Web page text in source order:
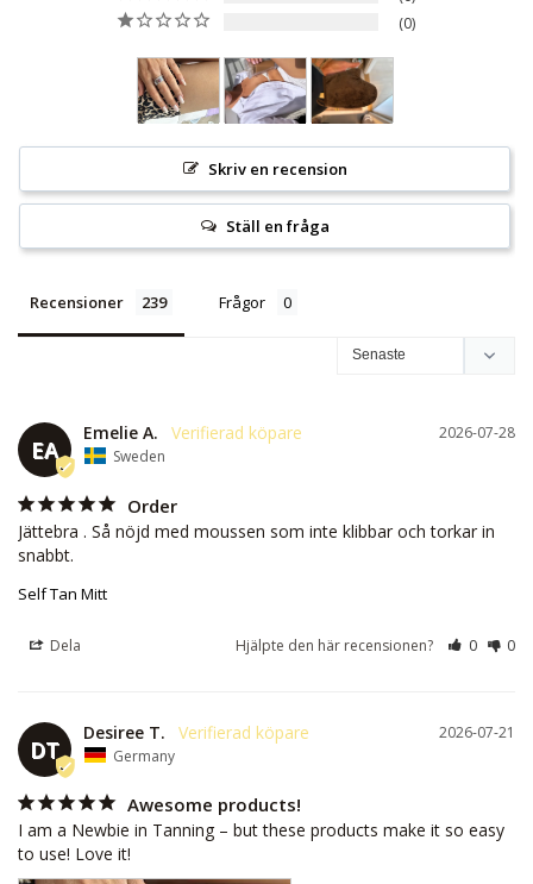
0
Skriv en recension
Ställ en fråga
Recensioner Frågor
EA
2026-07-28
Emelie A.
Sweden
Order
Jättebra . Så nöjd med moussen som inte klibbar och torkar in
snabbt.
Self Tan Mitt
Dela Hjälpte den här recensionen? 0 0
DT
2026-07-21
Desiree T.
Germany
Awesome products!
I am a Newbie in Tanning – but these products make it so easy
to use! Love it!